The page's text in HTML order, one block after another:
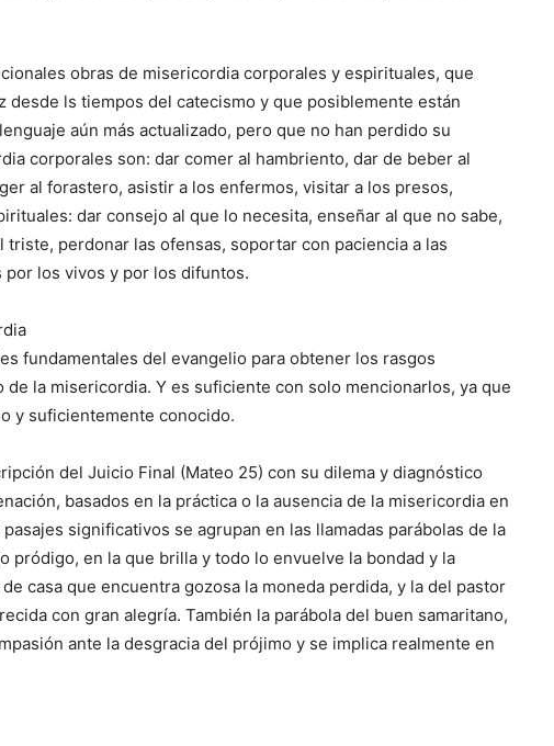
obras de misericordia corporales y espirituales, que
desde ls tiempos del catecismo y que posiblemente están
aún más actualizado, pero que no han perdido su
corporales son: dar comer al hambriento, dar de beber al
al forastero, asistir a los enfermos, visitar a los presos,
dar consejo al que lo necesita, enseñar al que no sabe,
perdonar las ofensas, soportar con paciencia a las
por los vivos y por los difuntos.
fundamentales del evangelio para obtener los rasgos
la misericordia. Y es suficiente con solo mencionarlos, ya que
y suficientemente conocido.
del Juicio Final (Mateo 25) con su dilema y diagnóstico
basados en la práctica o la ausencia de la misericordia en
significativos se agrupan en las llamadas parábolas de la
pródigo, en la que brilla y todo lo envuelve la bondad y la
casa que encuentra gozosa la moneda perdida, y la del pastor
con gran alegría. También la parábola del buen samaritano,
ante la desgracia del prójimo y se implica realmente en